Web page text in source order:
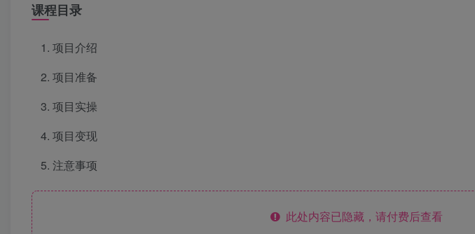
课程目录
项目介绍
项目准备
项目实操
项目变现
注意事项
此处内容已隐藏，请付费后查看